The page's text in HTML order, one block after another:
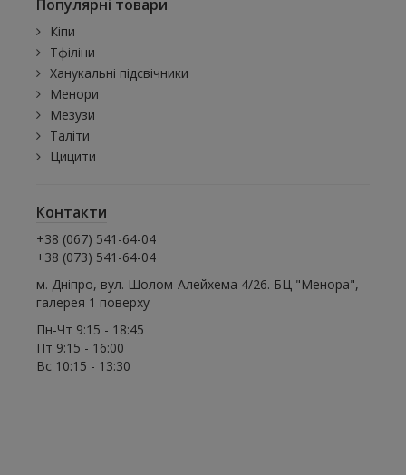
Популярні товари
Кіпи
Тфіліни
Ханукальні підсвічники
Менори
Мезузи
Таліти
Цицити
Контакти
+38 (067) 541-64-04
+38 (073) 541-64-04
м. Дніпро, вул. Шолом-Алейхема 4/26. БЦ "Менора",
галерея 1 поверху
Пн-Чт 9:15 - 18:45
Пт 9:15 - 16:00
Вс 10:15 - 13:30